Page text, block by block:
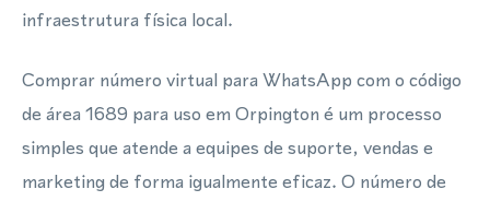
infraestrutura física local.
Comprar número virtual para WhatsApp com o código
de área 1689 para uso em Orpington é um processo
simples que atende a equipes de suporte, vendas e
marketing de forma igualmente eficaz. O número de